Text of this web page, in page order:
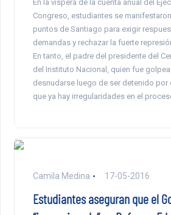
En la víspera de la cuenta anual del
Congreso, estudiantes se
puntos de Santiago para exigir
demandas y rechazar la fuerte
En tanto, el padre del presidente del
del Instituto Nacional, quien fue
desnudarse luego de ser detenido por
que ya hay irregularidades en el
Camila Medina 17-05-2016
Estudiantes aseguran que el